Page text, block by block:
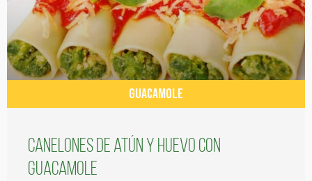
GUACAMOLE
Canelones de atún y huevo con
guacamole